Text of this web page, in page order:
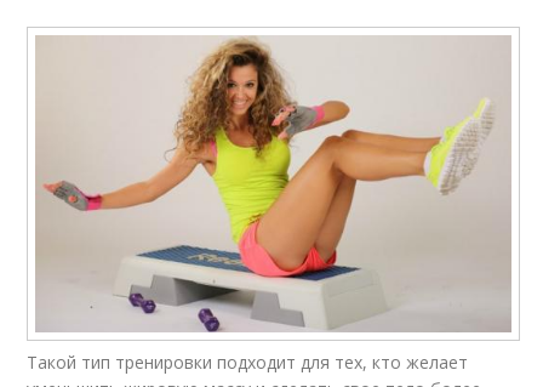
Такой тип тренировки подходит для тех, кто желает